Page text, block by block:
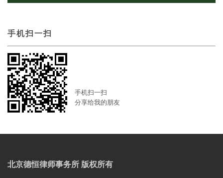
手机扫一扫
手机扫一扫
分享给我的朋友
北京德恒律师事务所 版权所有